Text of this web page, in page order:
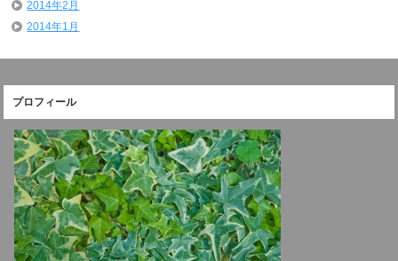
2014年2月
2014年1月
プロフィール